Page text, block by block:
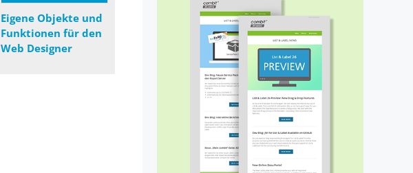
Eigene Objekte und
Funktionen für den
Web Designer